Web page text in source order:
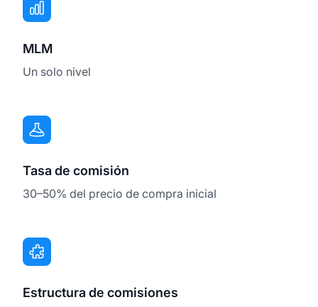
MLM
Un solo nivel
Tasa de comisión
30–50% del precio de compra inicial
Estructura de comisiones